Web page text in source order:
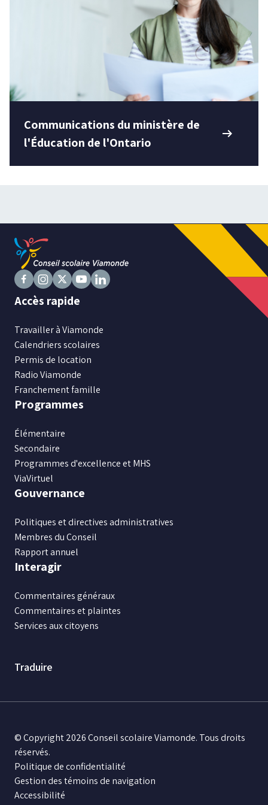
Communications du ministère de
l'Éducation de l'Ontario
arrow_right_alt
Suivez
sur
Facebook
Suivez
sur
Instagram
Suivez
nous
sur
Suivez
Youtube
sur
Accès rapide
Travailler à Viamonde
Calendriers scolaires
Permis de location
Radio Viamonde
Franchement famille
Programmes
Élémentaire
Secondaire
Programmes d'excellence et MHS
ViaVirtuel
Gouvernance
Politiques et directives administratives
Membres du Conseil
Rapport annuel
Interagir
Commentaires généraux
Commentaires et plaintes
Services aux citoyens
Traduire
© Copyright 2026 Conseil scolaire Viamonde. Tous droits
réservés.
Politique de confidentialité
Gestion des témoins de navigation
Accessibilité